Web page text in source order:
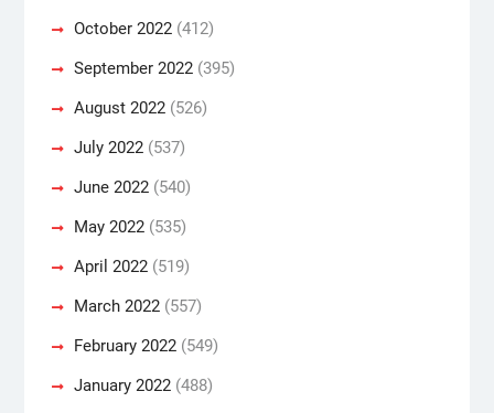
October 2022(412)
September 2022(395)
August 2022(526)
July 2022(537)
June 2022(540)
May 2022(535)
April 2022(519)
March 2022(557)
February 2022(549)
January 2022(488)